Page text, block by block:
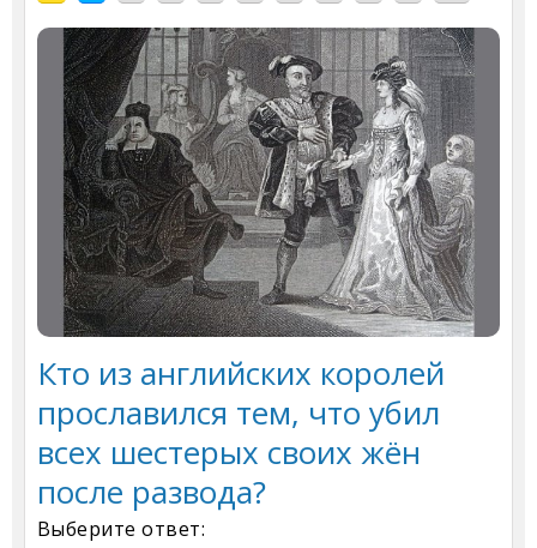
Кто из английских королей
прославился тем, что убил
всех шестерых своих жён
после развода?
Выберите ответ: